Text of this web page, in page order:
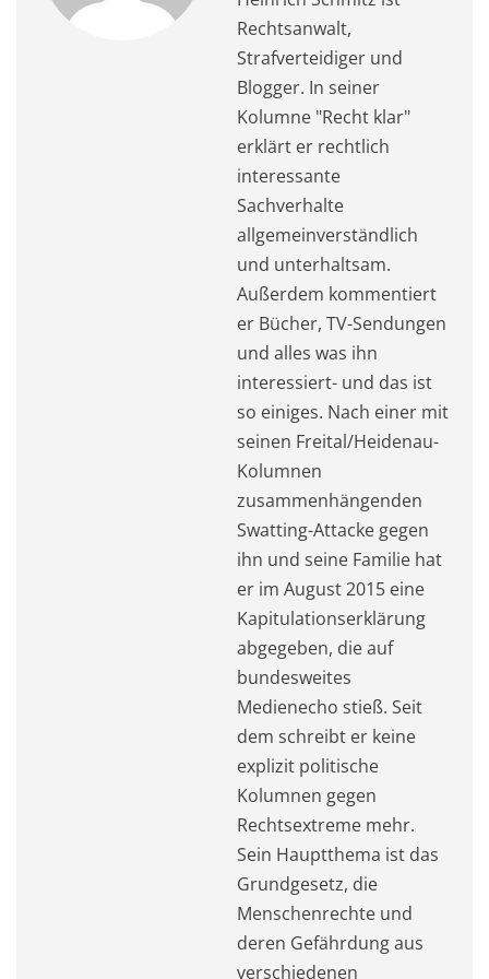
Rechtsanwalt,
Strafverteidiger und
Blogger. In seiner
Kolumne "Recht klar"
erklärt er rechtlich
interessante
Sachverhalte
allgemeinverständlich
und unterhaltsam.
Außerdem kommentiert
er Bücher, TV-Sendungen
und alles was ihn
interessiert- und das ist
so einiges. Nach einer mit
seinen Freital/Heidenau-
Kolumnen
zusammenhängenden
Swatting-Attacke gegen
ihn und seine Familie hat
er im August 2015 eine
Kapitulationserklärung
abgegeben, die auf
bundesweites
Medienecho stieß. Seit
dem schreibt er keine
explizit politische
Kolumnen gegen
Rechtsextreme mehr.
Sein Hauptthema ist das
Grundgesetz, die
Menschenrechte und
deren Gefährdung aus
verschiedenen